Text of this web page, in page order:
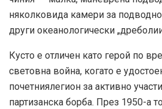
няколковида камери за
други океанологически
Кусто е отличен като герой по
световна война, когато е
почетниялегион за активно
партизанска борба. През 1950-а